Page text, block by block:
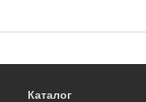
Каталог